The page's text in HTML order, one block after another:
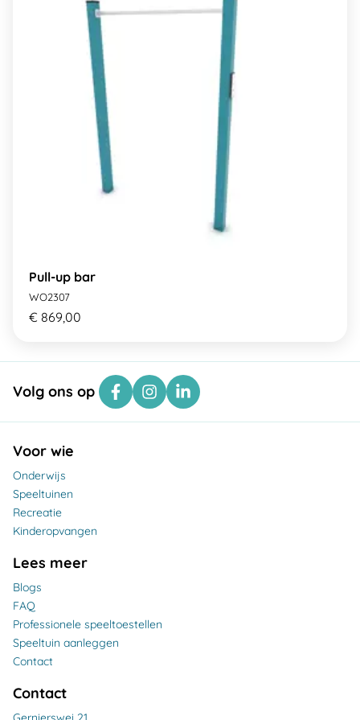
Pull-up bar
WO2307
€ 869,00
Volg ons op
Voor wie
Onderwijs
Speeltuinen
Recreatie
Kinderopvangen
Lees meer
Blogs
FAQ
Professionele speeltoestellen
Speeltuin aanleggen
Contact
Contact